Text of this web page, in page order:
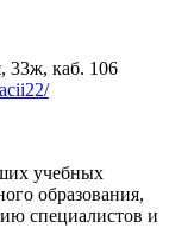
33ж, каб. 106
учебных
образования,
специалистов и